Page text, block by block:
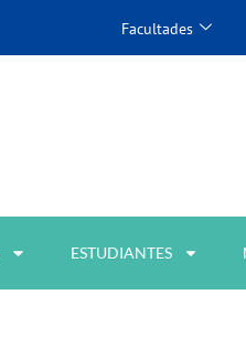
Facultades
ESTUDIANTES